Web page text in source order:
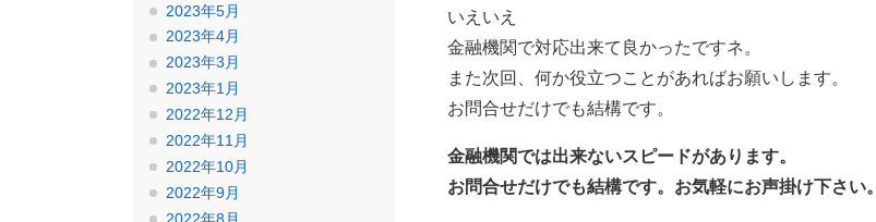
いえいえ
金融機関で対応出来て良かったですネ。
また次回、何か役立つことがあればお願いします。
お問合せだけでも結構です。
金融機関では出来ないスピードがあります。
お問合せだけでも結構です。お気軽にお声掛け下さい。
2023年5月
2023年4月
2023年3月
2023年1月
2022年12月
2022年11月
2022年10月
2022年9月
2022年8月